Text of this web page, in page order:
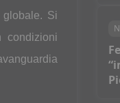
globale. Si
condizioni